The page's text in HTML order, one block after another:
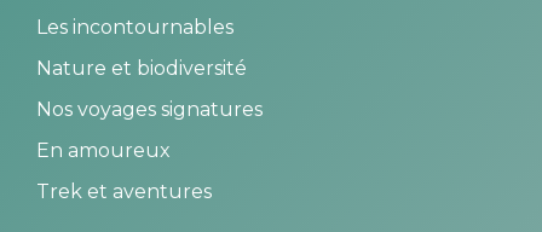
Les incontournables
Nature et biodiversité
Nos voyages signatures
En amoureux
Trek et aventures